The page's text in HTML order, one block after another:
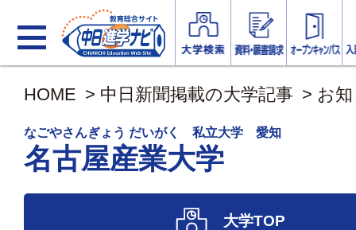
HOME > 中日新聞掲載の大学記事 > お
なごやさんぎょう だいがく 私立大学 愛知
名古屋産業大学
大学TOP